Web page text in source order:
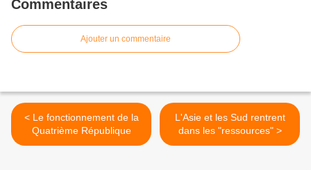
Commentaires
Ajouter un commentaire
< Le fonctionnement de la
Quatrième République
L'Asie et les Sud rentrent
dans les "ressources" >